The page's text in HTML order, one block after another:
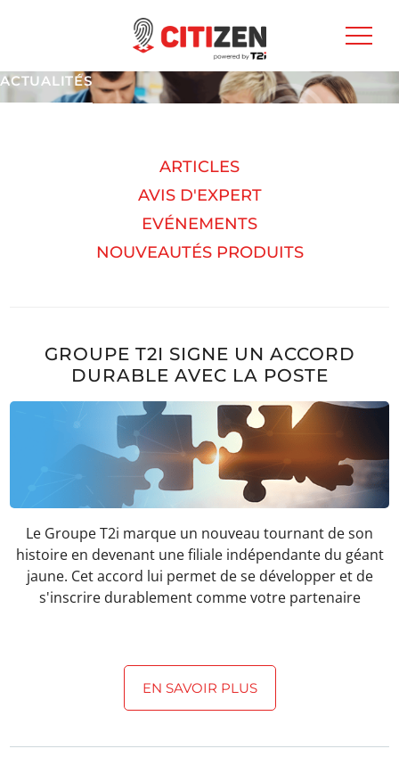
ACTUALITÉS
ARTICLES
AVIS D'EXPERT
EVÉNEMENTS
NOUVEAUTÉS PRODUITS
GROUPE T2I SIGNE UN ACCORD
DURABLE AVEC LA POSTE
Le Groupe T2i marque un nouveau tournant de son
histoire en devenant une filiale indépendante du géant
jaune. Cet accord lui permet de se développer et de
s'inscrire durablement comme votre partenaire
EN SAVOIR PLUS